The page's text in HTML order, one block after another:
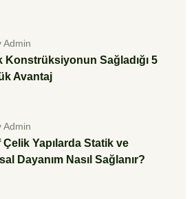
Admin
Konstrüksiyonun Sağladığı 5
Avantaj
Admin
Çelik Yapılarda Statik ve
Dayanım Nasıl Sağlanır?